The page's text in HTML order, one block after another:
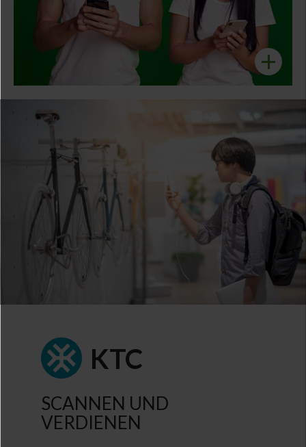
+
DEINE
GROSSZÜGIGKEIT
Kleine Geschenke erhalten die Freundschaft!
Wer bei ktchng teilt wird doppelt belohnt! Deine Freunde und
KTC
SCANNEN UND
VERDIENEN